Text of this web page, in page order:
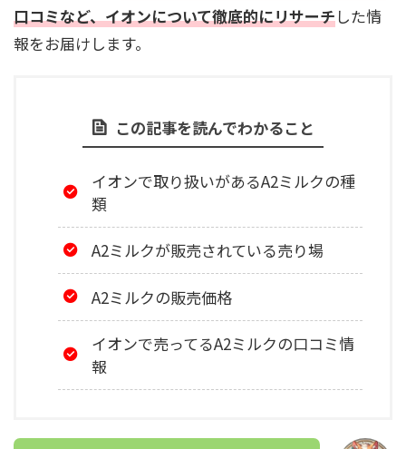
口コミなど、イオンについて徹底的にリサーチした情
報をお届けします。
この記事を読んでわかること
イオンで取り扱いがあるA2ミルクの種
類
A2ミルクが販売されている売り場
A2ミルクの販売価格
イオンで売ってるA2ミルクの口コミ情
報